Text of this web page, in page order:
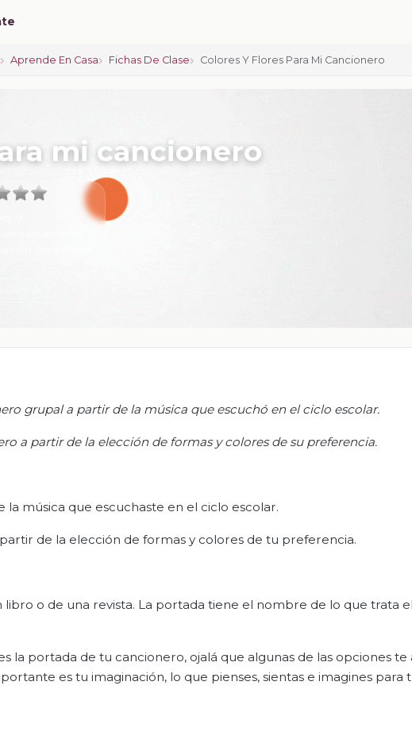
Aprende En Casa Fichas De Clase Colores Y Flores Para Mi Cancionero
mi cancionero
grupal a partir de la música que escuchó en el ciclo escolar.
a partir de la elección de formas y colores de su preferencia.
música que escuchaste en el ciclo escolar.
de la elección de formas y colores de tu preferencia.
o de una revista. La portada tiene el nombre de lo que trata
la portada de tu cancionero, ojalá que algunas de las opciones te
es tu imaginación, lo que pienses, sientas e imagines para